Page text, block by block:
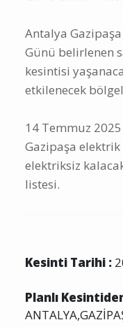
Antalya
Günü belirlenen
kesintisi
etkilenecek
14 Temmuz
Gazipaşa elektrik
elektriksiz
listesi.
Kesinti Tarihi :
Planlı